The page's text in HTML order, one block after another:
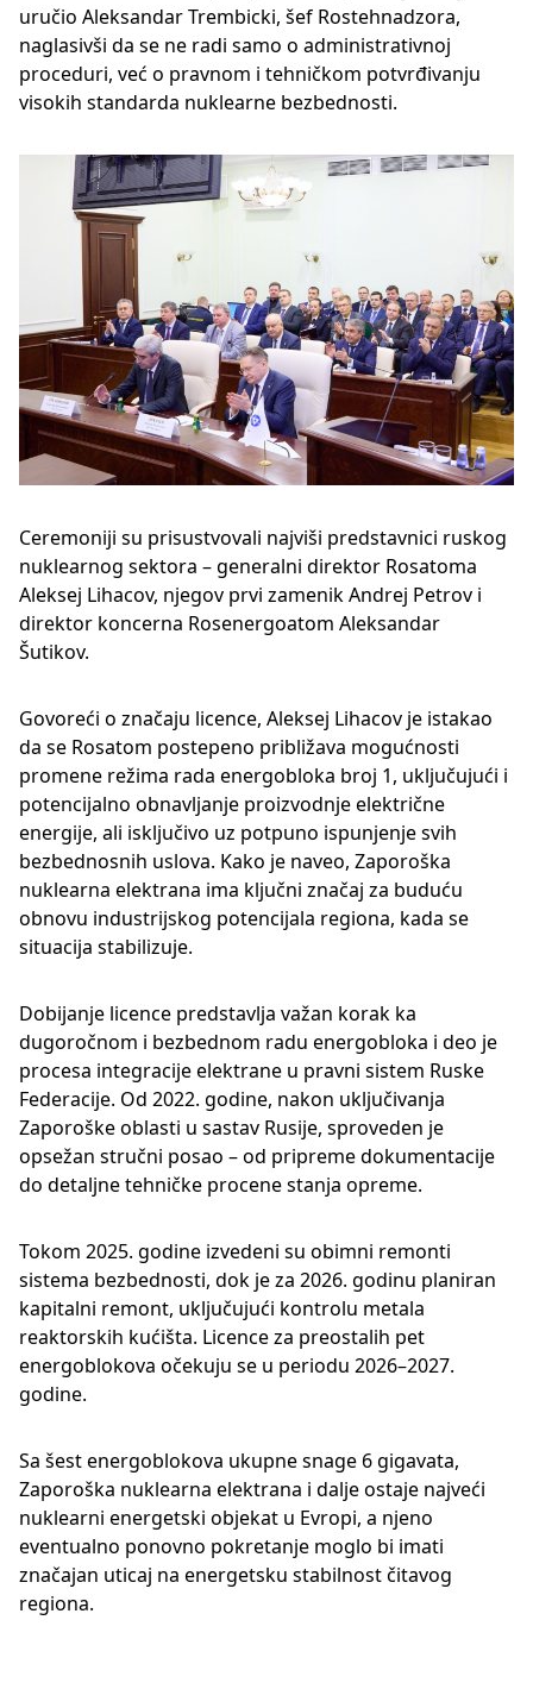
uručio Aleksandar Trembicki, šef Rostehnadzora,
naglasivši da se ne radi samo o administrativnoj
proceduri, već o pravnom i tehničkom potvrđivanju
visokih standarda nuklearne bezbednosti.
Ceremoniji su prisustvovali najviši predstavnici ruskog
nuklearnog sektora – generalni direktor Rosatoma
Aleksej Lihacov, njegov prvi zamenik Andrej Petrov i
direktor koncerna Rosenergoatom Aleksandar
Šutikov.
Govoreći o značaju licence, Aleksej Lihacov je istakao
da se Rosatom postepeno približava mogućnosti
promene režima rada energobloka broj 1, uključujući i
potencijalno obnavljanje proizvodnje električne
energije, ali isključivo uz potpuno ispunjenje svih
bezbednosnih uslova. Kako je naveo, Zaporoška
nuklearna elektrana ima ključni značaj za buduću
obnovu industrijskog potencijala regiona, kada se
situacija stabilizuje.
Dobijanje licence predstavlja važan korak ka
dugoročnom i bezbednom radu energobloka i deo je
procesa integracije elektrane u pravni sistem Ruske
Federacije. Od 2022. godine, nakon uključivanja
Zaporoške oblasti u sastav Rusije, sproveden je
opsežan stručni posao – od pripreme dokumentacije
do detaljne tehničke procene stanja opreme.
Tokom 2025. godine izvedeni su obimni remonti
sistema bezbednosti, dok je za 2026. godinu planiran
kapitalni remont, uključujući kontrolu metala
reaktorskih kućišta. Licence za preostalih pet
energoblokova očekuju se u periodu 2026–2027.
godine.
Sa šest energoblokova ukupne snage 6 gigavata,
Zaporoška nuklearna elektrana i dalje ostaje najveći
nuklearni energetski objekat u Evropi, a njeno
eventualno ponovno pokretanje moglo bi imati
značajan uticaj na energetsku stabilnost čitavog
regiona.